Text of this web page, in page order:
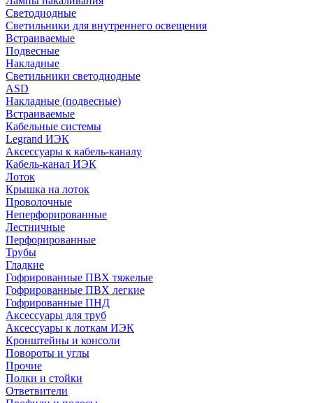
Светодиодные
Светильники для внутреннего освещения
Встраиваемые
Подвесные
Накладные
Светильники светодиодные
ASD
Накладные (подвесные)
Встраиваемые
Кабельные системы
Legrand ИЭК
Аксессуары к кабель-каналу
Кабель-канал ИЭК
Лоток
Крышка на лоток
Проволочные
Неперфорированные
Лестничные
Перфорированные
Трубы
Гладкие
Гофрированные ПВХ тяжелые
Гофрированные ПВХ легкие
Гофрированные ПНД
Аксессуары для труб
Аксессуары к лоткам ИЭК
Кронштейны и консоли
Повороты и углы
Прочие
Полки и стойки
Ответвители